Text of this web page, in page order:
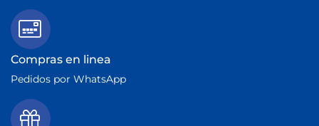
Compras en linea
Pedidos por WhatsApp